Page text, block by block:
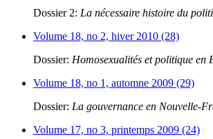
Dossier 2: La nécessaire histoire du
Volume 18, no 2, hiver 2010 (28)
Dossier: Homosexualités et politique en
Volume 18, no 1, automne 2009 (29)
Dossier: La gouvernance en Nouvelle-
Volume 17, no 3, printemps 2009 (24)